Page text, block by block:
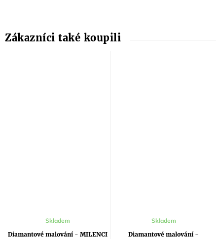
Diamantové malování - MILENCI
Skladem
Diamantové malování -
Skladem